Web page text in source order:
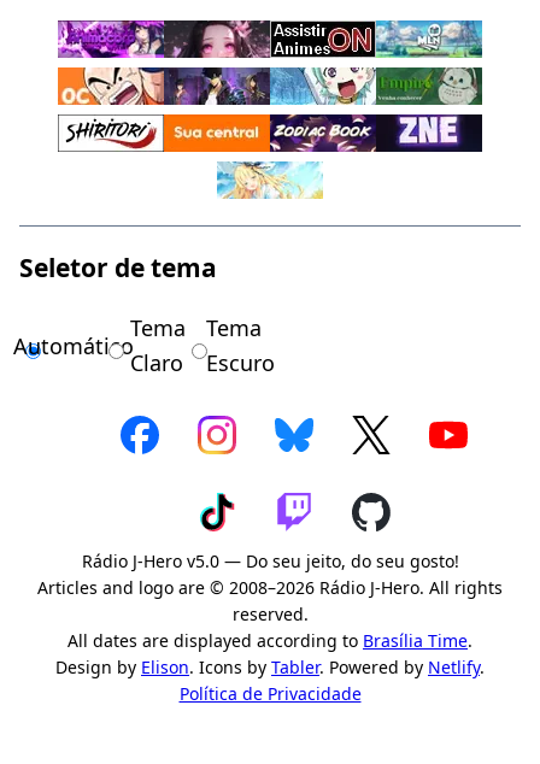
Seletor de tema
Automático
Tema
Claro
Tema
Escuro
Rádio J-Hero v5.0 — Do seu jeito, do seu gosto!
Articles and logo are © 2008–2026 Rádio J-Hero. All rights
reserved.
All dates are displayed according to Brasília Time.
Design by Elison. Icons by Tabler. Powered by Netlify.
Política de Privacidade